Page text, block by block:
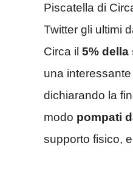
Piscatella di
Twitter gli ultimi
Circa il 5% della
una
dichiarando la
modo pompati
supporto fisico,